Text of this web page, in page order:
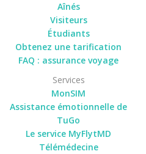
Aînés
Visiteurs
Étudiants
Obtenez une tarification
FAQ : assurance voyage
Services
MonSIM
Assistance émotionnelle de
TuGo
Le service MyFlytMD
Télémédecine